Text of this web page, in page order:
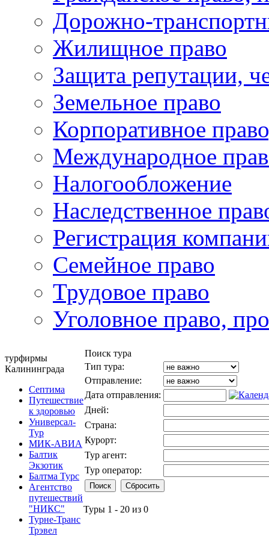
Дорожно-
Жилищное право
Защита репутации,
Земельное право
Корпоративное
Международное
Налогообложение
Наследственное
Регистрация
Семейное право
Трудовое право
Уголовное право,
турфирмы
Калининграда
Септима
Путешествие
к здоровью
Универсал-
Тур
МИК-АВИА
Балтик
Экзотик
Балтма Турс
Агентство
путешествий
"НИКС"
Турне-Транс
Трэвел
Поиск тура
Тип тура:
Отправление:
Дата отправления:
Дней:
Страна:
Курорт:
Тур агент:
Тур оператор:
Туры 1 - 20 из 0